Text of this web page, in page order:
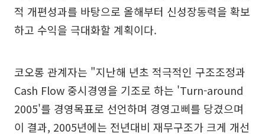
적 개편성과를 바탕으로 올해부터 신성장동력을 확보
하고 수익을 극대화할 계획이다.
코오롱 관계자는 "지난해 년초 적극적인 구조조정과
Cash Flow 중시경영을 기조로 하는 'Turn-around
2005'를 경영목표로 선언하며 경영고삐를 당겼으며
이 결과, 2005년에는 전년대비 재무구조가 크게 개선